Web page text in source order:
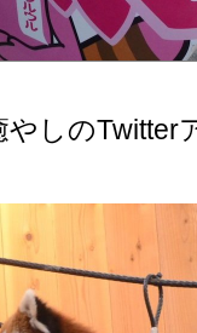
しのTwitter